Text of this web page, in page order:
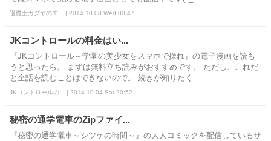
退魔士カグヤのエ... | 2014.10.08 Wed 00:47
JKコントロールの料金はい...
『JKコントロール～学園の美少女をスマホで操れ』の電子漫画を読も
うと思ったら。 まずは無料立ち読みがおすすめです。 ただし、これだ
と全話を読むことはできないので。 続きが知りたく...
JKコントロールの... | 2014.10.04 Sat 20:52
秘密の通学電車のZipファイ...
『秘密の通学電車～シツケの時間～』の大人コミックを配信しているサ